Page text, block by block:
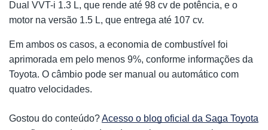
Dual VVT-i 1.3 L, que rende até 98 cv de potência, e o
motor na versão 1.5 L, que entrega até 107 cv.
Em ambos os casos, a economia de combustível foi
aprimorada em pelo menos 9%, conforme informações da
Toyota. O câmbio pode ser manual ou automático com
quatro velocidades.
Gostou do conteúdo?Acesso o blog oficial da Saga Toyota